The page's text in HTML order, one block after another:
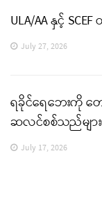
ULA/AA နှင့်
July 27, 2026
ရခိုင်ရေဘေးကို တ
ဆလင်စစ်သည်မျာ
July 17, 2026